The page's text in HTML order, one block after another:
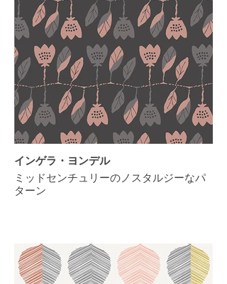
インゲラ・ヨンデル
ミッドセンチュリーのノスタルジーなパ
ターン